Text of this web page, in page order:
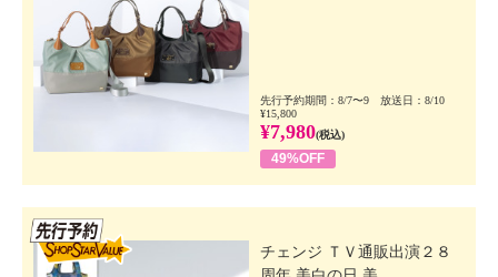
先行予約期間：8/7〜9 放送日：8/10
¥15,800
¥7,980(税込)
49%OFF
チェンジ ＴＶ通販出演２８